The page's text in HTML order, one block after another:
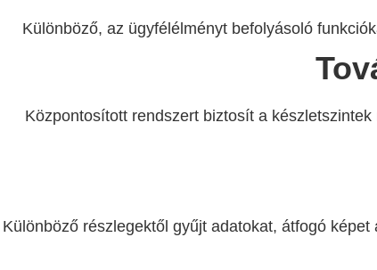
Különböző, az ügyfélélményt befolyásoló
Központosított rendszert biztosít a
Különböző részlegektől gyűjt adatokat, átfogó